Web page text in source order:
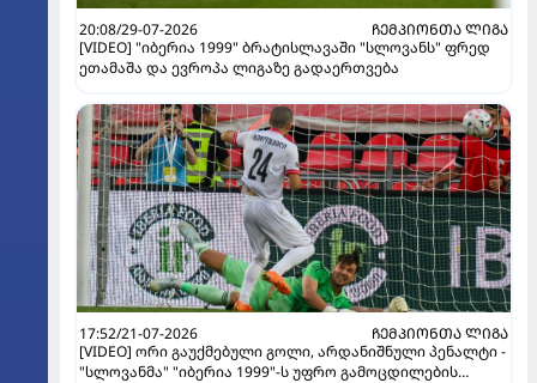
20:08/29-07-2026
ᲩᲔᲛᲞᲘᲝᲜᲗᲐ ᲚᲘᲒᲐ
[VIDEO] "იბერია 1999" ბრატისლავაში "სლოვანს" ფრედ
ეთამაშა და ევროპა ლიგაზე გადაერთვება
17:52/21-07-2026
ᲩᲔᲛᲞᲘᲝᲜᲗᲐ ᲚᲘᲒᲐ
[VIDEO] ორი გაუქმებული გოლი, არდანიშნული პენალტი -
"სლოვანმა" "იბერია 1999"-ს უფრო გამოცდილების